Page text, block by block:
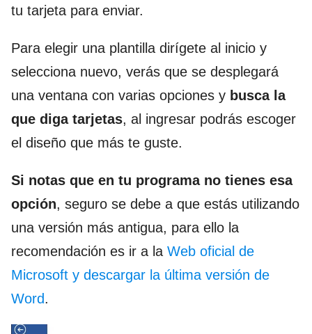
tu tarjeta para enviar.
Para elegir una plantilla dirígete al inicio y
selecciona nuevo, verás que se desplegará
una ventana con varias opciones y busca la
que diga tarjetas, al ingresar podrás escoger
el diseño que más te guste.
Si notas que en tu programa no tienes esa
opción, seguro se debe a que estás utilizando
una versión más antigua, para ello la
recomendación es ir a la Web oficial de
Microsoft y descargar la última versión de
Word.